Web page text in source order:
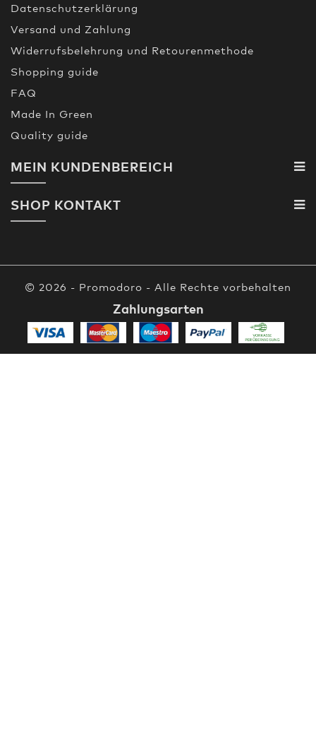
Datenschutzerklärung
Versand und Zahlung
Widerrufsbelehrung und Retourenmethode
Shopping guide
FAQ
Made In Green
Quality guide
MEIN KUNDENBEREICH
SHOP KONTAKT
© 2026 - Promodoro - Alle Rechte vorbehalten
Zahlungsarten